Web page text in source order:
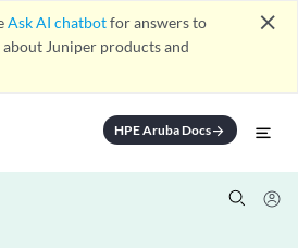
Ask AI chatbotfor answers to
Juniper products and
close
HPE Aruba Docsarrow_forward